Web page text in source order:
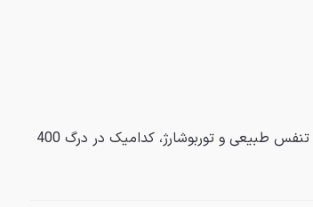
از بین سه شاسی‌بلند کامپکت با پیشرانه‌های متنوع تنفس طبیعی و توربوشارژ، کدامیک در درگ 400